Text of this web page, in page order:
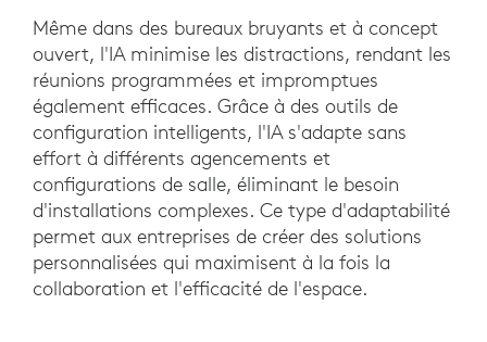
Même dans des bureaux bruyants et à concept
ouvert, l'IA minimise les distractions, rendant les
réunions programmées et impromptues
également efficaces. Grâce à des outils de
configuration intelligents, l'IA s'adapte sans
effort à différents agencements et
configurations de salle, éliminant le besoin
d'installations complexes. Ce type d'adaptabilité
permet aux entreprises de créer des solutions
personnalisées qui maximisent à la fois la
collaboration et l'efficacité de l'espace.